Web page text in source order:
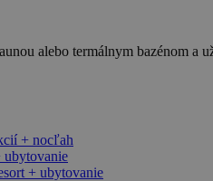
alebo termálnym bazénom a
+ nocľah
ubytovanie
+ ubytovanie